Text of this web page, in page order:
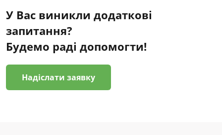
У Вас виникли додаткові
запитання?
Будемо раді допомогти!
Надіслати заявку